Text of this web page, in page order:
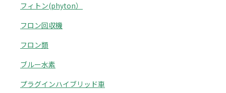
フィトン(phyton）
フロン回収機
フロン類
ブルー水素
プラグインハイブリッド車